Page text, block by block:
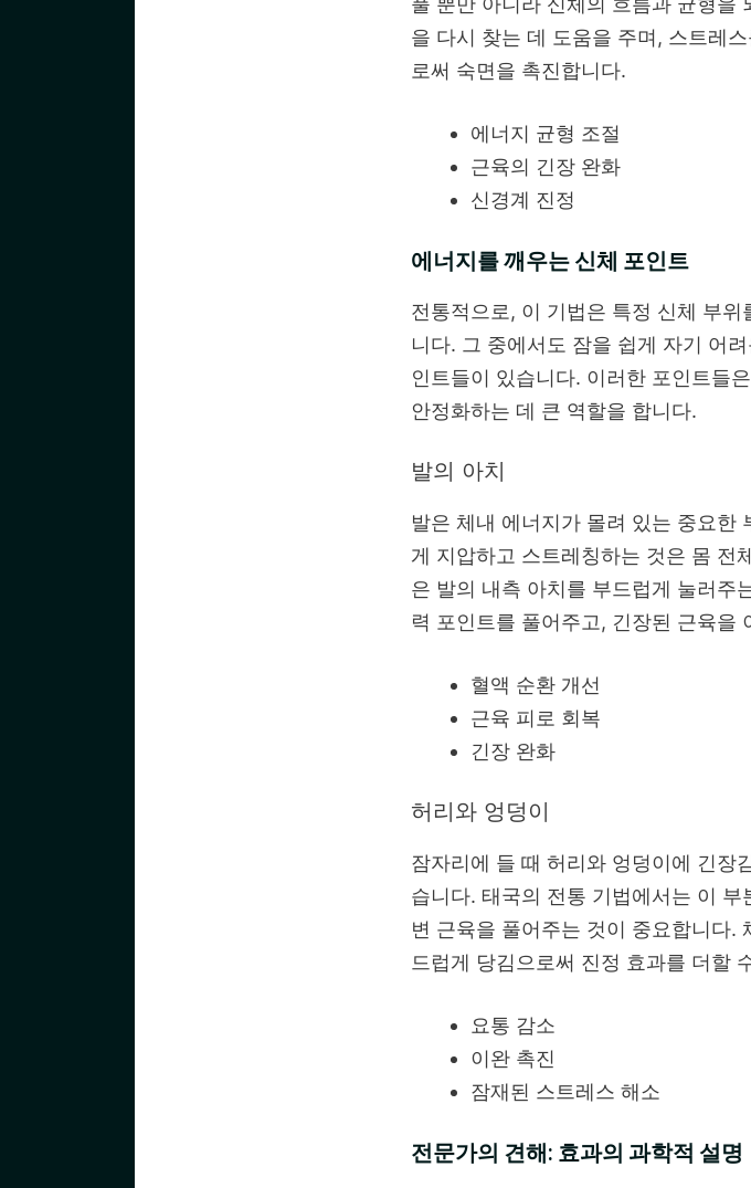
을 다시 찾는 데 도움을 주며, 스트레
로써 숙면을 촉진합니다.
에너지 균형 조절
근육의 긴장 완화
신경계 진정
에너지를 깨우는 신체 포인트
전통적으로, 이 기법은 특정 신체 부
니다. 그 중에서도 잠을 쉽게 자기 어
인트들이 있습니다. 이러한 포인트들
안정화하는 데 큰 역할을 합니다.
발의 아치
발은 체내 에너지가 몰려 있는 중요한
게 지압하고 스트레칭하는 것은 몸 전
은 발의 내측 아치를 부드럽게 눌러주
력 포인트를 풀어주고, 긴장된 근육을
혈액 순환 개선
근육 피로 회복
긴장 완화
허리와 엉덩이
잠자리에 들 때 허리와 엉덩이에 긴장
습니다. 태국의 전통 기법에서는 이
변 근육을 풀어주는 것이 중요합니다.
드럽게 당김으로써 진정 효과를 더할
요통 감소
이완 촉진
잠재된 스트레스 해소
전문가의 견해: 효과의 과학적 설명